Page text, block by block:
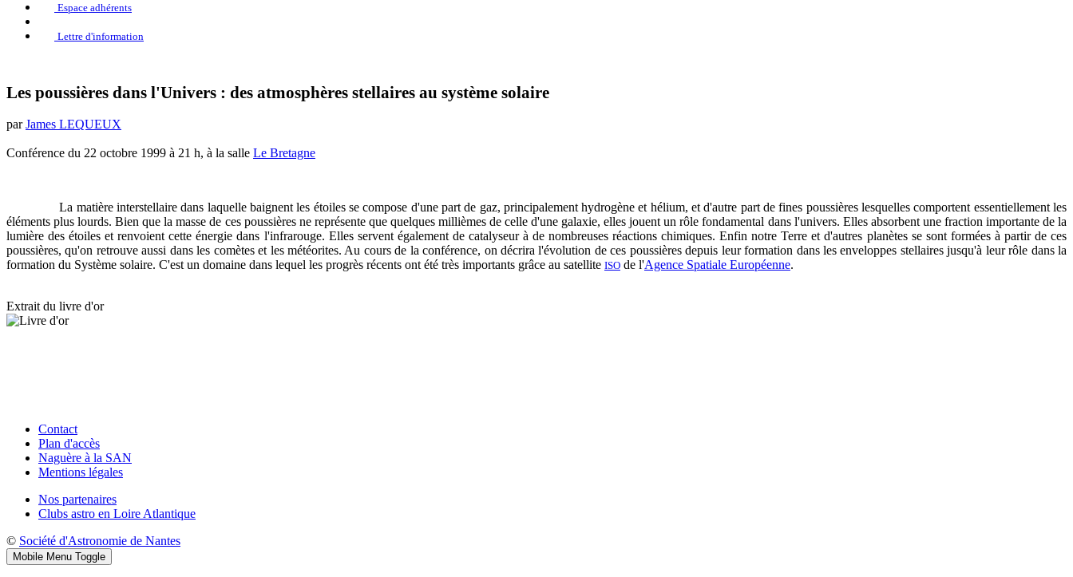
Espace adhérents
Lettre d'information
Les poussières dans l'Univers : des atmosphères stellaires au système solaire
parJames LEQUEUX
Conférence du 22 octobre 1999 à 21 h, à la salle Le Bretagne
La matière interstellaire dans laquelle baignent les étoiles se compose d'une part de gaz, principalement hydrogène et hélium, et d'autre part de fines poussières lesquelles comportent essentiellement les
éléments plus lourds. Bien que la masse de ces poussières ne représente que quelques millièmes de celle d'une galaxie, elles jouent un rôle fondamental dans l'univers. Elles absorbent une fraction importante de la
lumière des étoiles et renvoient cette énergie dans l'infrarouge. Elles servent également de catalyseur à de nombreuses réactions chimiques. Enfin notre Terre et d'autres planètes se sont formées à partir de ces
poussières, qu'on retrouve aussi dans les comètes et les météorites. Au cours de la conférence, on décrira l'évolution de ces poussières depuis leur formation dans les enveloppes stellaires jusqu'à leur rôle dans la
formation du Système solaire. C'est un domaine dans lequel les progrès récents ont été très importants grâce au satellite ISO de l'Agence Spatiale Européenne.
Extrait du livre d'or
Contact
Plan d'accès
Naguère à la SAN
Mentions légales
Nos partenaires
Clubs astro en Loire Atlantique
© Société d'Astronomie de Nantes
Mobile Menu Toggle